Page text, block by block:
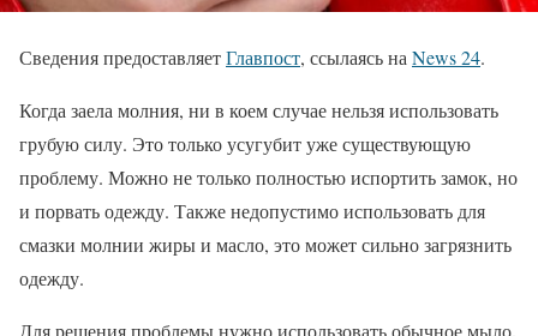
Сведения предоставляетГлавпост, ссылаясь на News 24.
Когда заела молния, ни в коем случае нельзя использовать
грубую силу. Это только усугубит уже существующую
проблему. Можно не только полностью испортить замок, но
и порвать одежду. Также недопустимо использовать для
смазки молнии жиры и масло, это может сильно загрязнить
одежду.
Для решения проблемы нужно использовать обычное мыло.